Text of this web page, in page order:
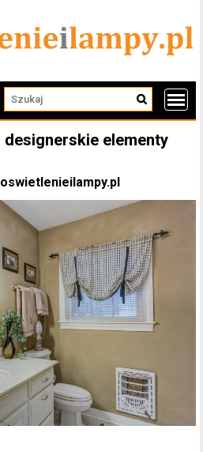
designerskie elementy
oswietlenieilampy.pl